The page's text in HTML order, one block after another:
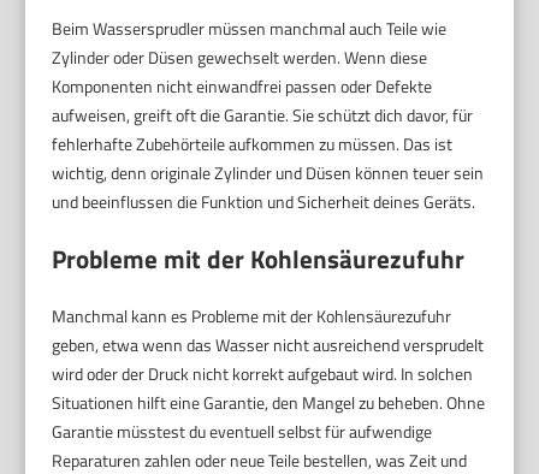
Beim Wassersprudler müssen manchmal auch Teile wie
Zylinder oder Düsen gewechselt werden. Wenn diese
Komponenten nicht einwandfrei passen oder Defekte
aufweisen, greift oft die Garantie. Sie schützt dich davor, für
fehlerhafte Zubehörteile aufkommen zu müssen. Das ist
wichtig, denn originale Zylinder und Düsen können teuer sein
und beeinflussen die Funktion und Sicherheit deines Geräts.
Probleme mit der Kohlensäurezufuhr
Manchmal kann es Probleme mit der Kohlensäurezufuhr
geben, etwa wenn das Wasser nicht ausreichend versprudelt
wird oder der Druck nicht korrekt aufgebaut wird. In solchen
Situationen hilft eine Garantie, den Mangel zu beheben. Ohne
Garantie müsstest du eventuell selbst für aufwendige
Reparaturen zahlen oder neue Teile bestellen, was Zeit und